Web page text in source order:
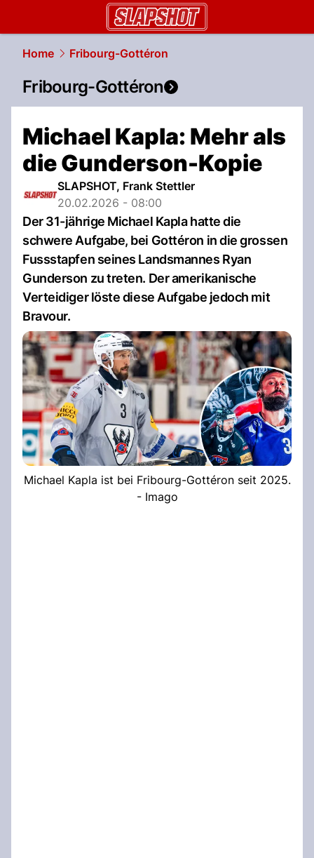
Home Fribourg-Gottéron
Fribourg-Gottéron
Michael Kapla: Mehr als
die Gunderson-Kopie
SLAPSHOT, Frank Stettler
20.02.2026 - 08:00
Der 31-jährige Michael Kapla hatte die
schwere Aufgabe, bei Gottéron in die grossen
Fussstapfen seines Landsmannes Ryan
Gunderson zu treten. Der amerikanische
Verteidiger löste diese Aufgabe jedoch mit
Bravour.
Michael Kapla ist bei Fribourg-Gottéron seit 2025.
- Imago